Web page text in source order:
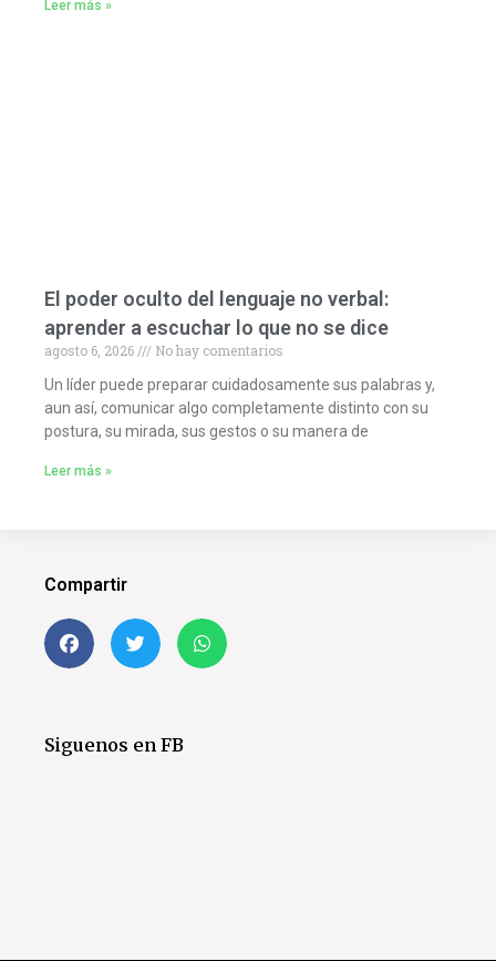
Leer más »
El poder oculto del lenguaje no verbal:
aprender a escuchar lo que no se dice
agosto 6, 2026
No hay comentarios
Un líder puede preparar cuidadosamente sus palabras y,
aun así, comunicar algo completamente distinto con su
postura, su mirada, sus gestos o su manera de
Leer más »
Compartir
Siguenos en FB